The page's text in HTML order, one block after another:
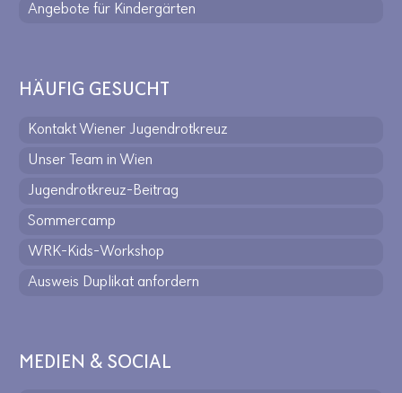
Angebote für Kindergärten
HÄUFIG GESUCHT
Kontakt Wiener Jugendrotkreuz
Unser Team in Wien
Jugendrotkreuz-Beitrag
Sommercamp
WRK-Kids-Workshop
Ausweis Duplikat anfordern
MEDIEN & SOCIAL